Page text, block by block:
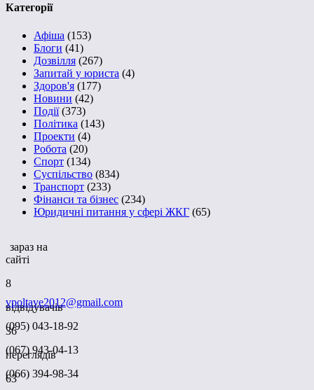
Категорії
Афіша (153)
Блоги (41)
Дозвілля (267)
Запитай у юриста (4)
Здоров'я (177)
Новини (42)
Події(373)
Політика (143)
Проекти (4)
Робота (20)
Спорт (134)
Суспільство (834)
Транспорт (233)
Фінанси та бізнес (234)
Юридичні питання у сфері ЖКГ (65)
зараз на
сайті
8
відвідувачів
36
переглядів
63
vpoltave2012@gmail.com
(095) 043-18-92
(067) 943-04-13
(066) 394-98-34